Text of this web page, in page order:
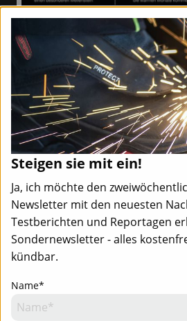
Steigen sie mit ein!
Ja, ich möchte den
Newsletter mit den neuesten
Testberichten und Reportagen
Sondernewsletter - alles
kündbar.
Name*